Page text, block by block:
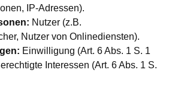
IP-Adressen).
Nutzer (z.B.
Nutzer von Onlinediensten).
Einwilligung (Art. 6 Abs. 1 S. 1
Interessen (Art. 6 Abs. 1 S.